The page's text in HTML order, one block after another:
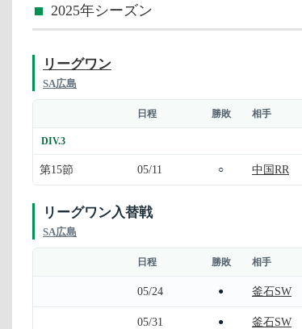
2025年シーズン
リーグワン
SA広島
日程 勝敗 相手
DIV.3
第15節 05/11 ○ 中国RR
リーグワン入替戦
SA広島
日程 勝敗 相手
05/24 ● 釜石SW
05/31 ● 釜石SW